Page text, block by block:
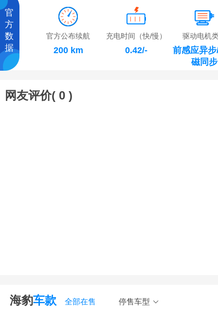
官
方
数
据
官方公布续航
200 km
充电时间（快/慢）
0.42/-
驱动电机
前感应异
磁同步
网友评价( 0 )
海豹车款 全部在售 停售车型